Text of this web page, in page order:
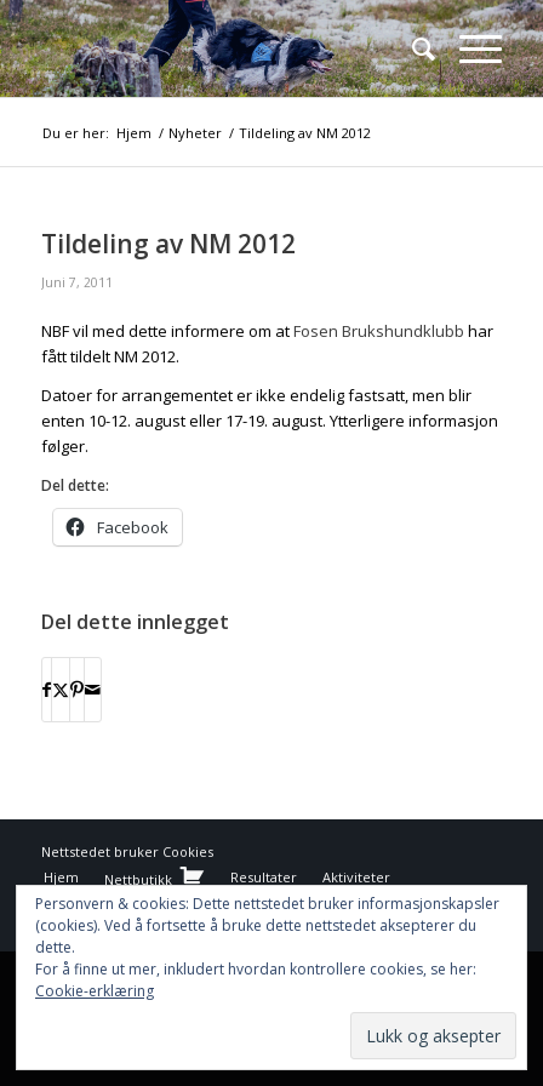
Du er her: Hjem / Nyheter / Tildeling av NM 2012
Tildeling av NM 2012
Juni 7, 2011
NBF vil med dette informere om atFosen Brukshundklubb har
fått tildelt NM 2012.
Datoer for arrangementet er ikke endelig fastsatt, men blir
enten 10-12. august eller 17-19. august. Ytterligere informasjon
følger.
Del dette:
Facebook
Del dette innlegget
Nettstedet bruker Cookies
Hjem
Nettbutikk Resultater Aktiviteter
Funksjonærer Informasjon
Dokumenter Nyhetsarkiv
This site uses cookies. By continuing to browse the site, you are
Learn more
Personvern & cookies: Dette nettstedet bruker informasjonskapsler
(cookies). Ved å fortsette å bruke dette nettstedet aksepterer du
dette.
For å finne ut mer, inkludert hvordan kontrollere cookies, se her:
Cookie-erklæring